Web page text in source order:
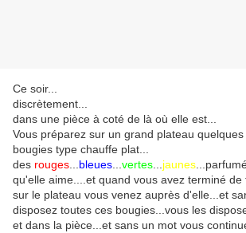
Ce soir...
discrètement...
dans une pièce à coté de là où elle est...
Vous préparez sur un grand plateau
bougies type chauffe plat...
des rouges bleues vertes jaunes
qu'elle aime....et quand vous avez terminé de
sur le plateau vous venez auprès d'elle...et
disposez toutes ces bougies...vous les
et dans la pièce...et sans un mot vous